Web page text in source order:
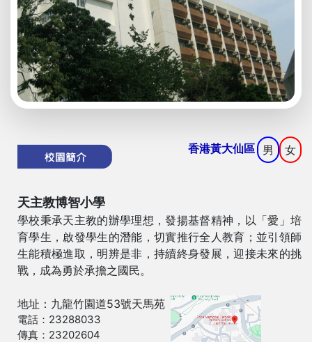
香港黃大仙區 男 女
天主教博智小學
學校秉承天主教的辦學理想，發揚基督精神，以「愛」培
育學生，啟發學生的潛能，切實推行全人教育；並引領師
生能積極進取，明辨是非，持續終身發展，迎接未來的挑
戰，成為勇於承擔之國民。
地址：九龍竹園道53號天馬苑
電話：23288033
傳真：23202604